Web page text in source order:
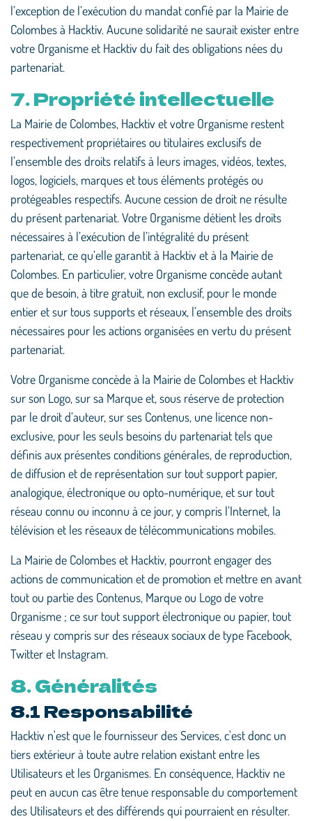
l’exception de l’exécution du mandat confié par la Mairie de
Colombes à Hacktiv. Aucune solidarité ne saurait exister entre
votre Organisme et Hacktiv du fait des obligations nées du
partenariat.
7. Propriété intellectuelle
La Mairie de Colombes, Hacktiv et votre Organisme restent
respectivement propriétaires ou titulaires exclusifs de
l’ensemble des droits relatifs à leurs images, vidéos, textes,
logos, logiciels, marques et tous éléments protégés ou
protégeables respectifs. Aucune cession de droit ne résulte
du présent partenariat. Votre Organisme détient les droits
nécessaires à l’exécution de l’intégralité du présent
partenariat, ce qu’elle garantit à Hacktiv et à la Mairie de
Colombes. En particulier, votre Organisme concède autant
que de besoin, à titre gratuit, non exclusif, pour le monde
entier et sur tous supports et réseaux, l’ensemble des droits
nécessaires pour les actions organisées en vertu du présent
partenariat.
Votre Organisme concède à la Mairie de Colombes et Hacktiv
sur son Logo, sur sa Marque et, sous réserve de protection
par le droit d’auteur, sur ses Contenus, une licence non-
exclusive, pour les seuls besoins du partenariat tels que
définis aux présentes conditions générales, de reproduction,
de diffusion et de représentation sur tout support papier,
analogique, électronique ou opto-numérique, et sur tout
réseau connu ou inconnu à ce jour, y compris l’Internet, la
télévision et les réseaux de télécommunications mobiles.
La Mairie de Colombes et Hacktiv, pourront engager des
actions de communication et de promotion et mettre en avant
tout ou partie des Contenus, Marque ou Logo de votre
Organisme ; ce sur tout support électronique ou papier, tout
réseau y compris sur des réseaux sociaux de type Facebook,
Twitter et Instagram.
8. Généralités
8.1 Responsabilité
Hacktiv n'est que le fournisseur des Services, c'est donc un
tiers extérieur à toute autre relation existant entre les
Utilisateurs et les Organismes. En conséquence, Hacktiv ne
peut en aucun cas être tenue responsable du comportement
des Utilisateurs et des différends qui pourraient en résulter.